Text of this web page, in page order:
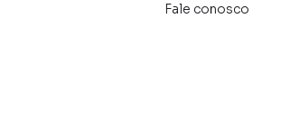
Fale conosco